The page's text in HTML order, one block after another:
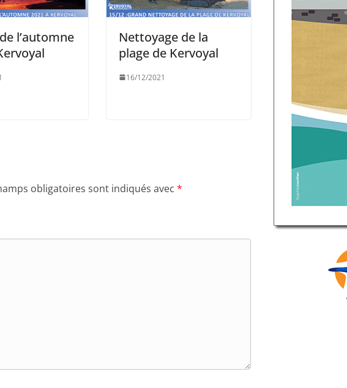
l’automne
Nettoyage de la
plage de Kervoyal
16/12/2021
obligatoires sont indiqués avec *